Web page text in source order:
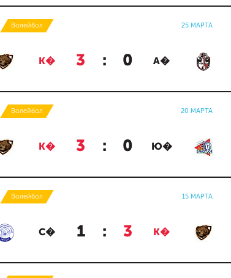
Волейбол 25 МАРТА
К� 3 : 0 А�
Волейбол 20 МАРТА
К� 3 : 0 Ю�
Волейбол 15 МАРТА
С� 1 : 3 К�